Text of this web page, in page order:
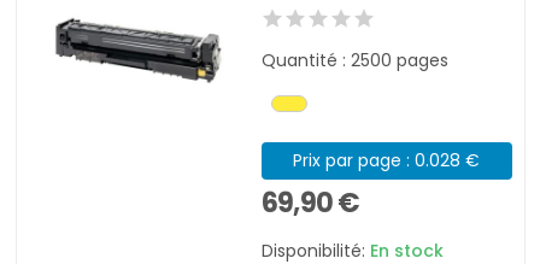
Quantité : 2500 pages
Prix par page : 0.028 €
69,90 €
Disponibilité: En stock